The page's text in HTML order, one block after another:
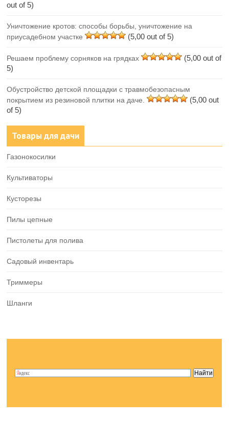
out of 5)
Уничтожение кротов: способы борьбы, уничтожение на
приусадебном участке
(5,00 out of 5)
Решаем проблему сорняков на грядках
(5,00 out of
5)
Обустройство детской площадки с травмобезопасным
покрытием из резиновой плитки на даче.
(5,00 out
of 5)
Товары для дачи
Газонокосилки
Культиваторы
Кусторезы
Пилы цепные
Пистолеты для полива
Садовый инвентарь
Триммеры
Шланги